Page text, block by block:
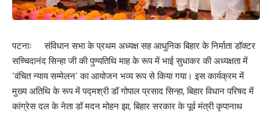
पटनाः संविधान सभा के प्रथम अध्यक्ष सह आधुनिक बिहार के निर्माता डॉक्टर
सच्चिदानंद सिन्हा जी की पुण्यतिथि माह के रूप में भाई सुधाकर की अध्यक्षता में
‘वंचित न्याय सम्मेलन’ का आयोजन भव्य रूप से किया गया। इस कार्यक्रम में
मुख्य अतिथि के रूप में पद्मश्री डॉ गोपाल प्रसाद सिन्हा, बिहार विधान परिषद में
कांग्रेस दल के नेता डॉ मदन मोहन झा, बिहार सरकार के पूर्व मंत्री कृपानाथ